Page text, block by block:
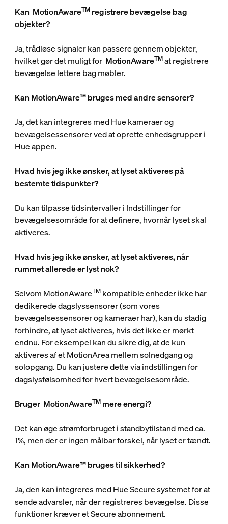
Kan MotionAwareTMregistrere bevægelse bag
objekter?
Ja, trådløse signaler kan passere gennem objekter,
hvilket gør det muligt for MotionAwareTMat registrere
bevægelse lettere bag møbler.
Kan MotionAware™ bruges med andre sensorer?
Ja, det kan integreres med Hue kameraer og
bevægelsessensorer ved at oprette enhedsgrupper i
Hue appen.
Hvad hvis jeg ikke ønsker, at lyset aktiveres på
bestemte tidspunkter?
Du kan tilpasse tidsintervaller i Indstillinger for
bevægelsesområde for at definere, hvornår lyset skal
aktiveres.
Hvad hvis jeg ikke ønsker, at lyset aktiveres, når
rummet allerede er lyst nok?
Selvom MotionAwareTMkompatible enheder ikke har
dedikerede dagslyssensorer (som vores
bevægelsessensorer og kameraer har), kan du stadig
forhindre, at lyset aktiveres, hvis det ikke er mørkt
endnu. For eksempel kan du sikre dig, at de kun
aktiveres af et MotionArea mellem solnedgang og
solopgang. Du kan justere dette via indstillingen for
dagslysfølsomhed for hvert bevægelsesområde.
Bruger MotionAwareTMmere energi?
Det kan øge strømforbruget i standbytilstand med ca.
1%, men der er ingen målbar forskel, når lyset er tændt.
Kan MotionAware™ bruges til sikkerhed?
Ja, den kan integreres med Hue Secure systemet for at
sende advarsler, når der registreres bevægelse. Disse
funktioner kræver et Secure abonnement.